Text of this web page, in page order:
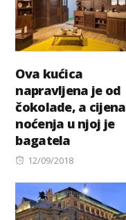
Ova kućica
napravljena je od
čokolade, a cijena
noćenja u njoj je
bagatela
Posted
12/09/2018